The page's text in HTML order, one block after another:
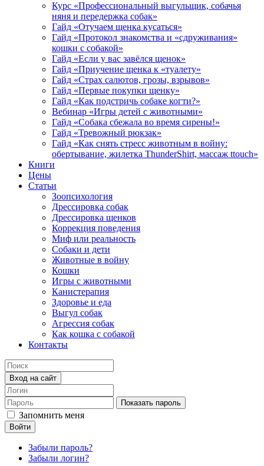
Курс «Профессиональный выгульщик, собачья
няня и передержка собак»
Гайд «Отучаем щенка кусаться»
Гайд «Протокол знакомства и «сдруживания»
кошки с собакой»
Гайд «Если у вас завёлся щенок»
Гайд «Приучение щенка к «туалету»
Гайд «Страх салютов, грозы, взрывов»
Гайд «Первые покупки щенку»
Гайд «Как подстричь собаке когти?»
Вебинар «Игры детей с животными»
Гайд «Собака сбежала во время сирены!»
Гайд «Тревожный рюкзак»
Гайд «Как снять стресс животным в войну:
обертывание, жилетка ThunderShirt, массаж ttouch»
Книги
Цены
Статьи
Зоопсихология
Дрессировка собак
Дрессировка щенков
Коррекция поведения
Миф или реальность
Собаки и дети
Животные в войну
Кошки
Игры с животными
Канистерапия
Здоровье и еда
Выгул собак
Агрессия собак
Как кошка с собакой
Контакты
Вход на сайт
Показать пароль
Запомнить меня
Войти
Забыли пароль?
Забыли логин?